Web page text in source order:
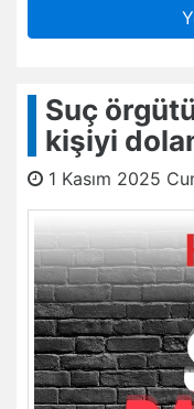
Suç
kişiyi
1 Kasım 2025